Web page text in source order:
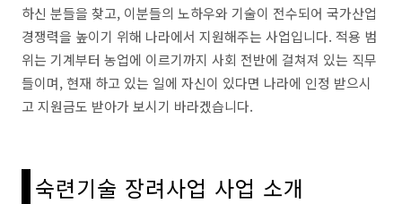
하신 분들을 찾고, 이분들의 노하우와 기술이 전수되어 국가산업
경쟁력을 높이기 위해 나라에서 지원해주는 사업입니다. 적용 범
위는 기계부터 농업에 이르기까지 사회 전반에 걸쳐져 있는 직무
들이며, 현재 하고 있는 일에 자신이 있다면 나라에 인정 받으시
고 지원금도 받아가 보시기 바라겠습니다.
숙련기술 장려사업 사업 소개